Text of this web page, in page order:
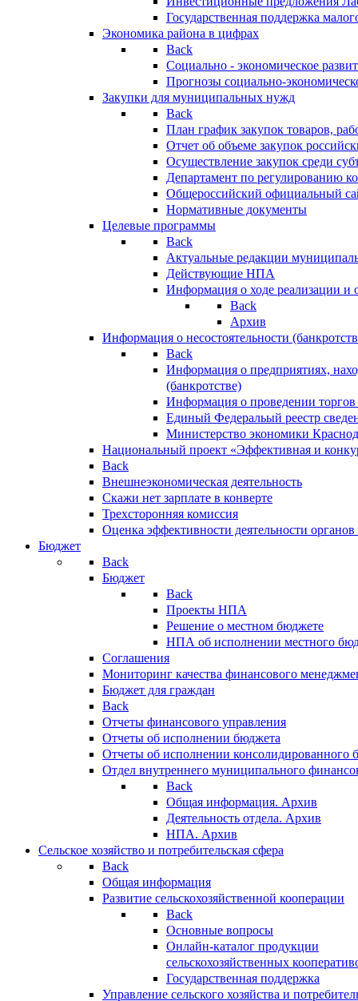
Государственная поддержка
Экономика района в цифрах
Back
Социально - экономическое
Прогнозы социально-
Закупки для муниципальных нужд
Back
План график закупок товаров,
Отчет об объеме закупок
Осуществление закупок среди
Департамент по регулированию
Общероссийский официальный
Нормативные документы
Целевые программы
Back
Актуальные редакции
Действующие НПА
Информация о ходе реализации
Back
Архив
Информация о несостоятельности
Back
Информация о предприятиях,
(банкротстве)
Информация о проведении
Единый Федеральый реестр
Министерство экономики
Национальный проект «Эффективная и
Back
Внешнеэкономическая деятельность
Скажи нет зарплате в конверте
Трехсторонняя комиссия
Оценка эффективности деятельности
Бюджет
Back
Бюджет
Back
Проекты НПА
Решение о местном бюджете
НПА об исполнении местного
Соглашения
Мониторинг качества финансового
Бюджет для граждан
Back
Отчеты финансового управления
Отчеты об исполнении бюджета
Отчеты об исполнении консолидированного
Отдел внутреннего муниципального
Back
Общая информация. Архив
Деятельность отдела. Архив
НПА. Архив
Сельское хозяйство и потребительская сфера
Back
Общая информация
Развитие сельскохозяйственной кооперации
Back
Основные вопросы
Онлайн-каталог продукции
сельскохозяйственных
Государственная поддержка
Управление сельского хозяйства и